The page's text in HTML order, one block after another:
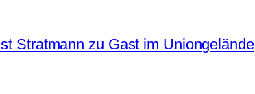
Stratmann zu Gast im Uniongelände